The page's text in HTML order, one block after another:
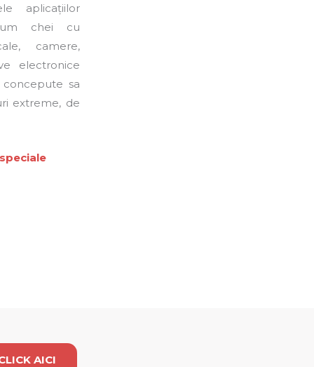
aplicațiilor
chei cu
camere,
electronice
sa
extreme, de
AICI